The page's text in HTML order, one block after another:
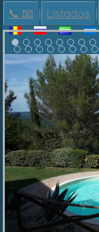
📞︎ 📧 | Listados |